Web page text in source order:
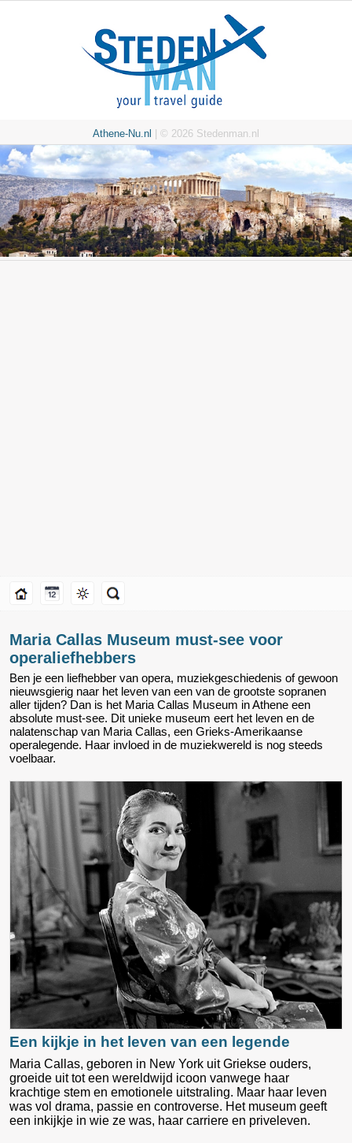
Athene-Nu.nl | © 2026 Stedenman.nl
Maria Callas Museum must-see voor
operaliefhebbers
Ben je een liefhebber van opera, muziekgeschiedenis of gewoon
nieuwsgierig naar het leven van een van de grootste sopranen
aller tijden? Dan is het Maria Callas Museum in Athene een
absolute must-see. Dit unieke museum eert het leven en de
nalatenschap van Maria Callas, een Grieks-Amerikaanse
operalegende. Haar invloed in de muziekwereld is nog steeds
voelbaar.
Een kijkje in het leven van een legende
Maria Callas, geboren in New York uit Griekse ouders,
groeide uit tot een wereldwijd icoon vanwege haar
krachtige stem en emotionele uitstraling. Maar haar leven
was vol drama, passie en controverse. Het museum geeft
een inkijkje in wie ze was, haar carriere en priveleven.